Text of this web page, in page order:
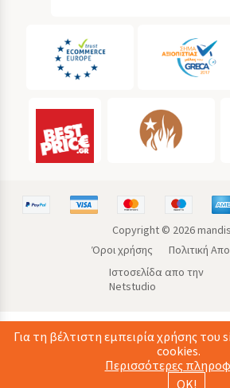
Copyright © 2026
Όροι χρήσης
Πολιτική
Ιστοσελίδα απο την
Netstudio
Για τη βέλτιστη εμπειρία χρήσης του
cookies.
Περισσότερες
ΟΚ!